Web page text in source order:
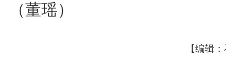
（董瑶）
【编辑